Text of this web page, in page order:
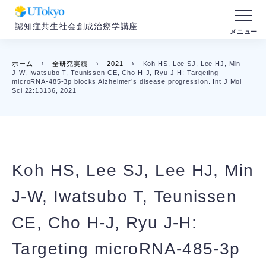
認知症共生社会創成治療学講座
ホーム › 全研究実績 › 2021 ›
Koh HS, Lee SJ, Lee HJ, Min
J-W, Iwatsubo T, Teunissen CE, Cho H-J, Ryu J-H: Targeting
microRNA-485-3p blocks Alzheimer’s disease progression. Int J Mol
Sci 22:13136, 2021
Koh HS, Lee SJ, Lee HJ, Min
J-W, Iwatsubo T, Teunissen
CE, Cho H-J, Ryu J-H:
Targeting microRNA-485-3p